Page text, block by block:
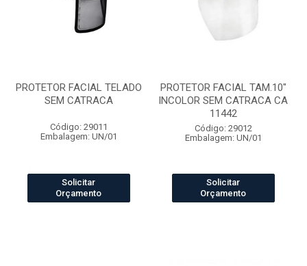
PROTETOR FACIAL TELADO
SEM CATRACA
Código: 29011
Embalagem: UN/01
Solicitar
Orçamento
PROTETOR FACIAL TAM.10"
INCOLOR SEM CATRACA CA
11442
Código: 29012
Embalagem: UN/01
Solicitar
Orçamento